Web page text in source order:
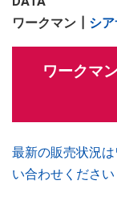
ワークマン┃ シ
ワークマ
最新の販売状況
い合わせくださ